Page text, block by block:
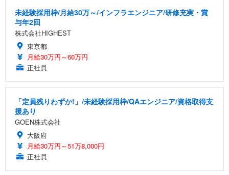
未経験採用枠/月給30万～/インフラエンジニア/研修充実・賞
与年2回
株式会社HIGHEST
東京都
月給30万円～60万円
正社員
「定員残りわずか!」/未経験採用枠/QAエンジニア/資格取得支
援あり
GOEN株式会社
大阪府
月給30万円～51万8,000円
正社員